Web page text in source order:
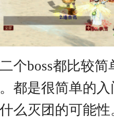
boss都比较简
都是很简单的入
么灭团的可能性